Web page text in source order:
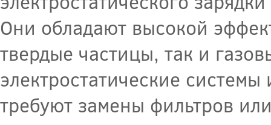
Они обладают высокой
твердые частицы, так и
электростатические
требуют замены фильтров